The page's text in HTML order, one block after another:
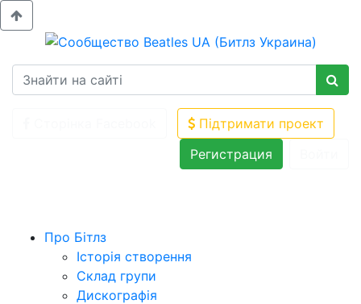
Підтримати проект
Регистрация
Про Бітлз
Історія створення
Склад групи
Дискографія